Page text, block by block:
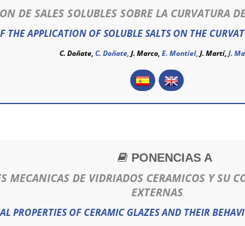
DE SALES SOLUBLES SOBRE LA CURVATURA
THE APPLICATION OF SOLUBLE SALTS ON THE
C. Doñate, C. Doñate, J. Marco, E. Montiel, J. Martí, J.
PONENCIAS A
MECANICAS DE VIDRIADOS CERAMICOS Y SU
EXTERNAS
PROPERTIES OF CERAMIC GLAZES AND THEIR